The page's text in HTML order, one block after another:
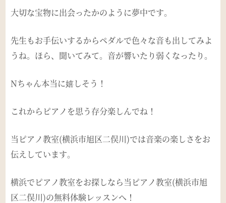
大切な宝物に出会ったかのように夢中です。
先生もお手伝いするからペダルで色々な音も出してみよ
うね。ほら、聞いてみて。音が響いたり弱くなったり。
Nちゃん本当に嬉しそう！
これからピアノを思う存分楽しんでね！
当ピアノ教室(横浜市旭区二俣川)では音楽の楽しさをお
伝えしています。
横浜でピアノ教室をお探しなら当ピアノ教室(横浜市旭
区二俣川)の無料体験レッスンへ！